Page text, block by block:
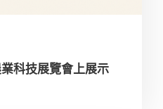
科技展覽會上展示